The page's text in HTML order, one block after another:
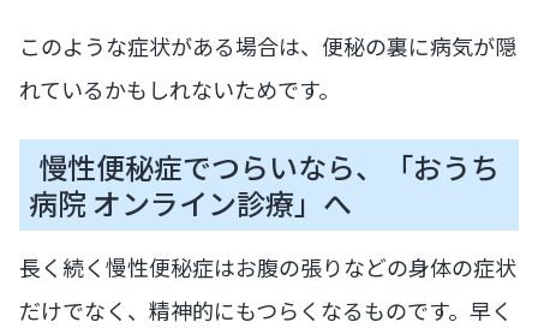
このような症状がある場合は、便秘の裏に病気が隠
れているかもしれないためです。
慢性便秘症でつらいなら、「おうち
病院 オンライン診療」へ
長く続く慢性便秘症はお腹の張りなどの身体の症状
だけでなく、精神的にもつらくなるものです。早く